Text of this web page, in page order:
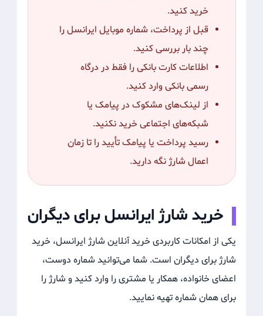
خرید کنید.
قبل از پرداخت، شماره موبایل ایرانسل را
چند بار بررسی کنید.
اطلاعات کارت بانکی را فقط در درگاه
رسمی بانکی وارد کنید.
از لینک‌های مشکوک در پیامک یا
شبکه‌های اجتماعی خرید نکنید.
رسید پرداخت یا پیامک تأیید را تا زمان
اعمال شارژ نگه دارید.
خرید شارژ ایرانسل برای دیگران
یکی از امکانات کاربردی خرید آنلاین شارژ ایرانسل، خرید
شارژ برای دیگران است. شما می‌توانید شماره دوست،
اعضای خانواده، همکار یا مشتری را وارد کنید و شارژ را
برای همان شماره تهیه نمایید.